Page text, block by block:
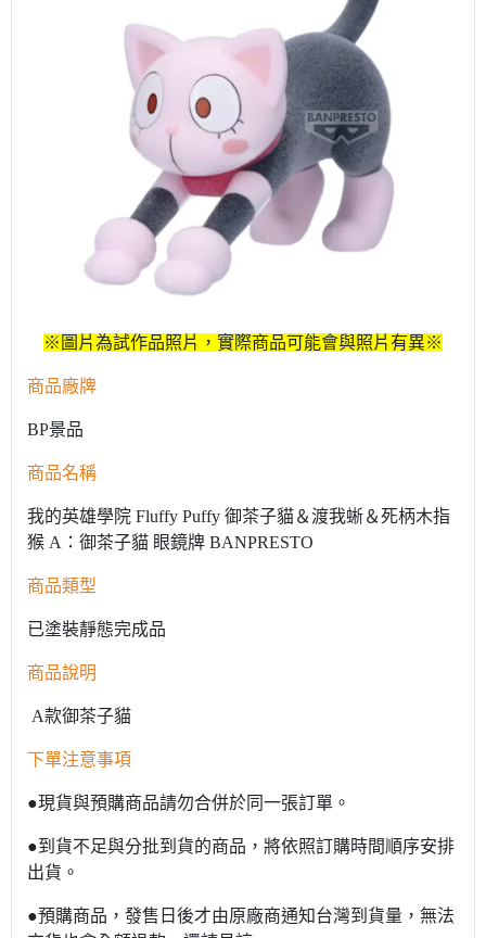
※圖片為試作品照片，實際商品可能會與照片有異※
商品廠牌
BP景品
商品名稱
我的英雄學院 Fluffy Puffy 御茶子貓＆渡我蜥＆死柄木指
猴 A：御茶子貓 眼鏡牌 BANPRESTO
商品類型
已塗裝靜態完成品
商品說明
A款御茶子貓
下單注意事項
●現貨與預購商品請勿合併於同一張訂單。
●到貨不足與分批到貨的商品，將依照訂購時間順序安排
出貨。
●預購商品，發售日後才由原廠商通知台灣到貨量，無法